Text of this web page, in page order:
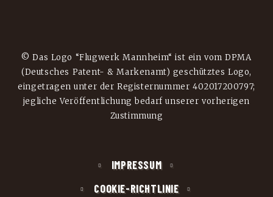
© Das Logo “Flugwerk Mannheim“ ist ein vom DPMA
(Deutsches Patent- & Markenamt) geschütztes Logo,
eingetragen unter der Registernummer 402017200797;
jegliche Veröffentlichung bedarf unserer vorherigen
Zustimmung
IMPRESSUM
COOKIE-RICHTLINIE